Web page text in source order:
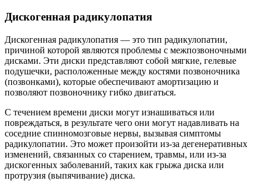
Дискогенная радикулопатия
Дискогенная радикулопатия — это тип радикулопатии,
причиной которой являются проблемы с межпозвоночными
дисками. Эти диски представляют собой мягкие, гелевые
подушечки, расположенные между костями позвоночника
(позвонками), которые обеспечивают амортизацию и
позволяют позвоночнику гибко двигаться.
С течением времени диски могут изнашиваться или
повреждаться, в результате чего они могут надавливать на
соседние спинномозговые нервы, вызывая симптомы
радикулопатии. Это может произойти из-за дегенеративных
изменений, связанных со старением, травмы, или из-за
дискогенных заболеваний, таких как грыжа диска или
протрузия (выпячивание) диска.